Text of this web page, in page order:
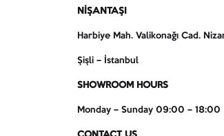
NİŞANTAŞI
Harbiye Mah. Valikonağı Cad.
Şişli – İstanbul
SHOWROOM HOURS
Monday – Sunday 09:00 – 18:00